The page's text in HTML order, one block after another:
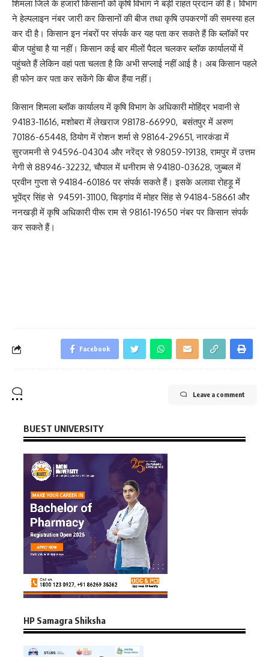
शिमला जिले के हजारों किसानों को कृषि विभाग ने बड़ी राहत प्रदान की है। विभाग
ने हेल्पलाइन नंबर जारी कर किसानों की बीज तथा कृषि उपकरणों की समस्या हल
कर दी है। किसान इन नंबरों पर संपर्क कर यह पता कर सकते हैं कि ब्लॉकों पर
बीज पहुंचा है या नहीं। किसान कई बार मीलों पैदल चलकर ब्लॉक कार्यालयों में
पहुंचते हैं लेकिन वहां पता चलता है कि अभी सप्लाई नहीं आई है। अब किसान पहले
ही फोन कर पता कर सकेंगे कि बीज हैंया नहीं।
किसान शिमला ब्लॉक कार्यालय में कृषि विभाग के अधिकारी मोहिंद्र भवानी से
94183-11616, मशोबरा में लेखराज 98178-66990, बसंतपुर में अरुण
70186-65448, ठियोग में रोशन शर्मा से 98164-29651, नारकंडा में
सुरजमनी से 94596-04304 और नरेंद्र से 98059-19138, रामपुर में उत्तम
नेगी से 88946-32232, चौपाल में धनीराम से 94180-03628, जुब्बल में
प्रवीन गुप्ता से 94184-60186 पर संपर्क सकते हैं। इसके अलावा रोहड़ू में
भूपेंद्र सिंह से 94591-31100, चिड़गांव में मोहर सिंह से 94184-58661 और
ननखड़ी में कृषि अधिकारी पीरू राम से 98161-19650 नंबर पर किसान संपर्क
कर सकते हैं।
Facebook
Leave a comment
BUEST UNIVERSITY
HP Samagra Shiksha